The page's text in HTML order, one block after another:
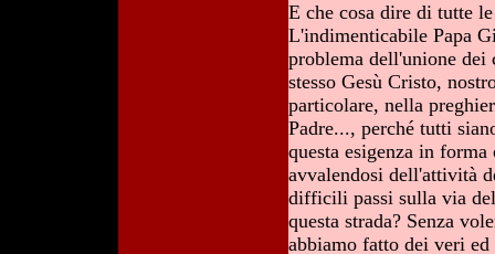
E che cosa dire di tutte
L'indimenticabile Papa
problema dell'unione dei
stesso Gesù Cristo,
particolare, nella
Padre..., perché tutti
questa esigenza in
avvalendosi dell'attività
difficili passi sulla via
questa strada? Senza
abbiamo fatto dei veri